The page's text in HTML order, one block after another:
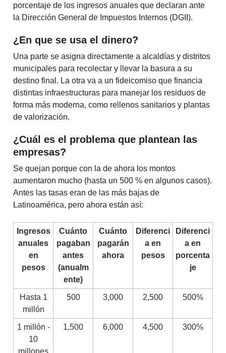
porcentaje de los ingresos anuales que declaran ante
la Dirección General de Impuestos Internos (DGII).
¿En que se usa el dinero?
Una parte se asigna directamente a alcaldías y distritos
municipales para recolectar y llevar la basura a su
destino final. La otra va a un fideicomiso que financia
distintas infraestructuras para manejar los residuos de
forma más moderna, como rellenos sanitarios y plantas
de valorización.
¿Cuál es el problema que plantean las
empresas?
Se quejan porque con la de ahora los montos
aumentaron mucho (hasta un 500 % en algunos casos).
Antes las tasas eran de las más bajas de
Latinoamérica, pero ahora están así:
Ingresos
anuales
en
pesos
Cuánto
pagaban
antes
(anualm
ente)
Cuánto
pagarán
ahora
Diferenci
a en
pesos
Diferenci
a en
porcenta
je
Hasta 1
millón
500 3,000 2,500 500%
1 millón -
10
millones
1,500 6,000 4,500 300%